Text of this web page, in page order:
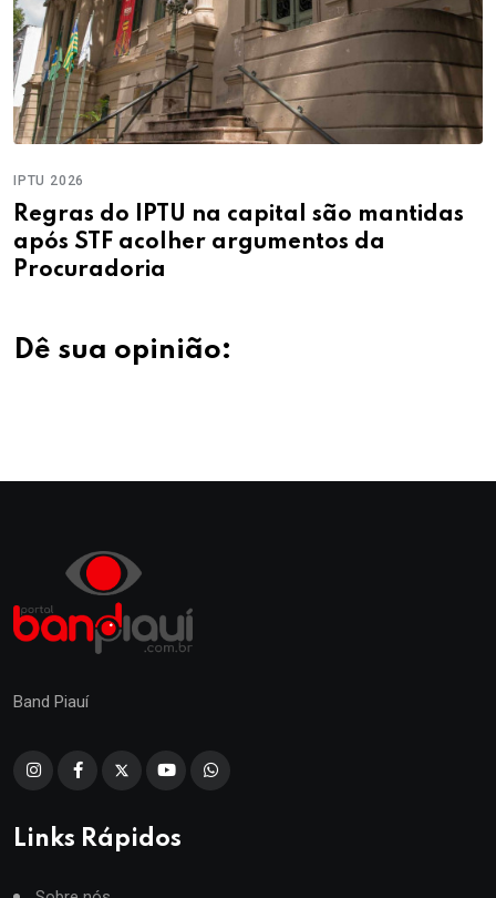
IPTU 2026
Regras do IPTU na capital são mantidas
após STF acolher argumentos da
Procuradoria
Dê sua opinião:
Band Piauí
Links Rápidos